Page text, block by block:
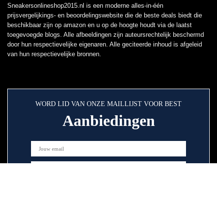
Sneakersonlineshop2015.nl is een moderne alles-in-één
prijsvergelijkings- en beoordelingswebsite die de beste deals biedt die
beschikbaar zijn op amazon en u op de hoogte houdt via de laatst
toegevoegde blogs. Alle afbeeldingen zijn auteursrechtelijk beschermd
door hun respectievelijke eigenaren. Alle geciteerde inhoud is afgeleid
van hun respectievelijke bronnen.
WORD LID VAN ONZE MAILLIJST VOOR BEST
Aanbiedingen